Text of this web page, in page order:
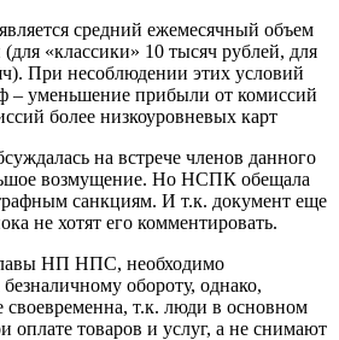
средний ежемесячный объем
«классики» 10 тысяч рублей, для
При несоблюдении этих условий
– уменьшение прибыли от комиссий
более низкоуровневых карт
на встрече членов данного
возмущение. Но НСПК обещала
санкциям. И т.к. документ еще
не хотят его комментировать.
НП НПС, необходимо
обороту, однако,
своевременна, т.к. люди в основном
оплате товаров и услуг, а не снимают